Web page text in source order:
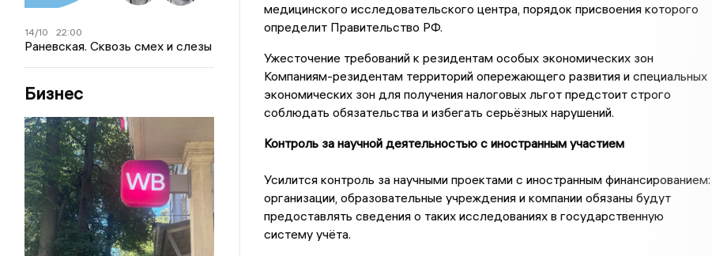
14/10 22:00
Раневская. Сквозь смех и слезы
Бизнес
медицинского исследовательского центра, порядок присвоения которого
определит Правительство РФ.
Ужесточение требований к резидентам особых экономических зон
Компаниям-резидентам территорий опережающего развития и специальных
экономических зон для получения налоговых льгот предстоит строго
соблюдать обязательства и избегать серьёзных нарушений.
Контроль за научной деятельностью с иностранным участием
Усилится контроль за научными проектами с иностранным финансированием:
организации, образовательные учреждения и компании обязаны будут
предоставлять сведения о таких исследованиях в государственную
систему учёта.